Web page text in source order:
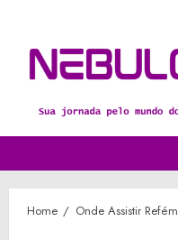
content
Home Onde Assistir Refém